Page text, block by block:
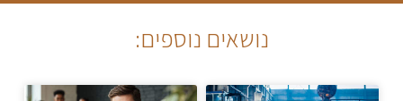
נושאים נוספים: